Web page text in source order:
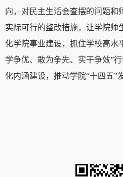
向，对民主生活会查摆的问题和
实际可行的整改措施，让学院师
化学院事业建设，抓住学校高水
学争优、敢为争先、实干争效”
化内涵建设，推动学院“十四五”